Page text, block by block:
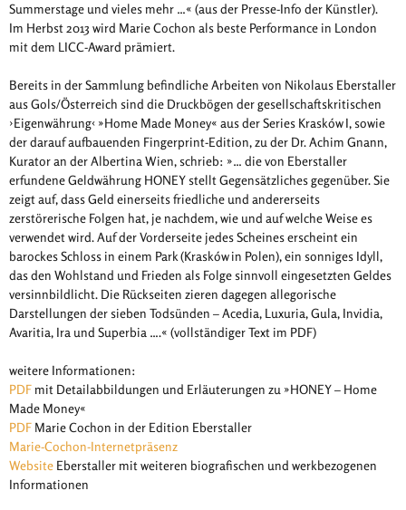
Summerstage und vieles mehr …« (aus der Presse-Info der Künstler).
Im Herbst 2013 wird Marie Cochon als beste Performance in London
mit dem LICC-Award prämiert.
Bereits in der Sammlung befindliche Arbeiten von Nikolaus Eberstaller
aus Gols/Österreich sind die Druckbögen der gesellschaftskritischen
›Eigenwährung‹ »Home Made Money« aus der Series Krasków I, sowie
der darauf aufbauenden Fingerprint-Edition, zu der Dr. Achim Gnann,
Kurator an der Albertina Wien, schrieb: »… die von Eberstaller
erfundene Geldwährung HONEY stellt Gegensätzliches gegenüber. Sie
zeigt auf, dass Geld einerseits friedliche und andererseits
zerstörerische Folgen hat, je nachdem, wie und auf welche Weise es
verwendet wird. Auf der Vorderseite jedes Scheines erscheint ein
barockes Schloss in einem Park (Krasków in Polen), ein sonniges Idyll,
das den Wohlstand und Frieden als Folge sinnvoll eingesetzten Geldes
versinnbildlicht. Die Rückseiten zieren dagegen allegorische
Darstellungen der sieben Todsünden – Acedia, Luxuria, Gula, Invidia,
Avaritia, Ira und Superbia ….« (vollständiger Text im PDF)
weitere Informationen:
PDFmit Detailabbildungen und Erläuterungen zu »HONEY – Home
Made Money«
PDF Marie Cochon in der Edition Eberstaller
Marie-Cochon-Internetpräsenz
Website Eberstaller mit weiteren biografischen und werkbezogenen
Informationen